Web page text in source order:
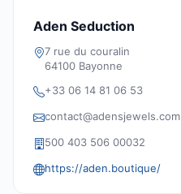
Aden Seduction
7 rue du couralin
64100 Bayonne
+33 06 14 81 06 53
contact@adensjewels.com
500 403 506 00032
https://aden.boutique/